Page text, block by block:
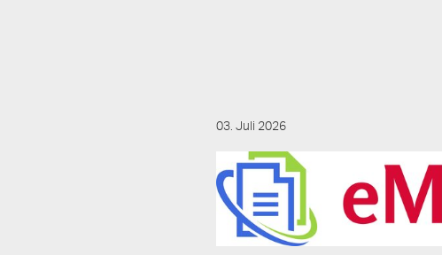
03. Juli 2026